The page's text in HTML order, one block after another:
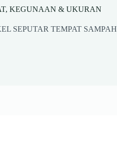
KEGUNAAN & UKURAN
SEPUTAR TEMPAT SAMPAH